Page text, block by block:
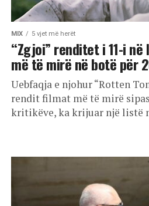
MIX 5 vjet më herët
“Zgjoi” renditet i 11-i
më të mirë në botë për
Uebfaqja e njohur “Rotten
rendit filmat më të mirë
kritikëve, ka krijuar një listë